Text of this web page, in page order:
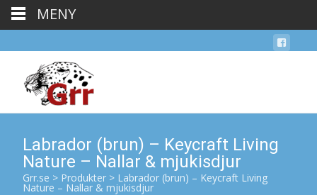
Labrador (brun) – Keycraft Living
Nature – Nallar & mjukisdjur
Grr.se > Produkter > Labrador (brun) – Keycraft Living
Nature – Nallar & mjukisdjur
MENY